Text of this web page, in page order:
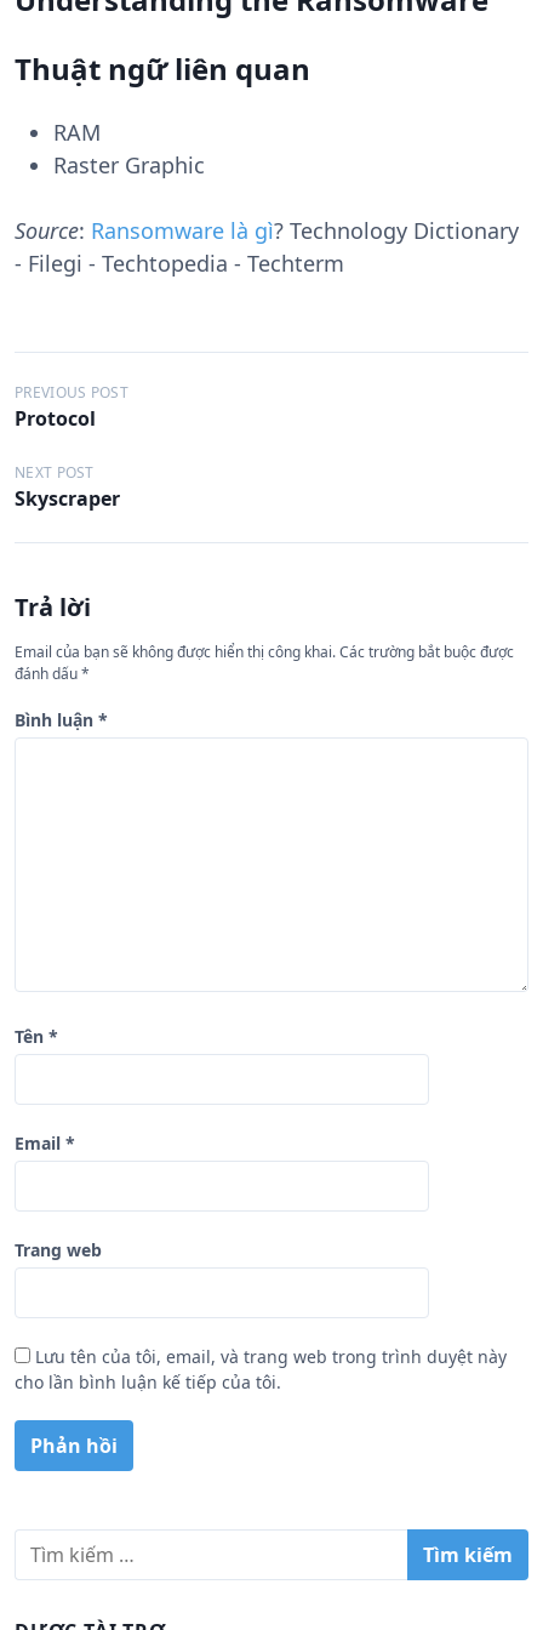
Thuật ngữ liên quan
RAM
Raster Graphic
Source: Ransomware là gì? Technology Dictionary
- Filegi - Techtopedia - Techterm
Đ
i
ề
u
h
ớ
n
g
b
PREVIOUS POST
Protocol
NEXT POST
Skyscraper
Trả lời
Email của bạn sẽ không được hiển thị công khai.Các trường bắt buộc được
đánh dấu*
Bình luận *
Tên *
Email *
Trang web
Lưu tên của tôi, email, và trang web trong trình duyệt này
cho lần bình luận kế tiếp của tôi.